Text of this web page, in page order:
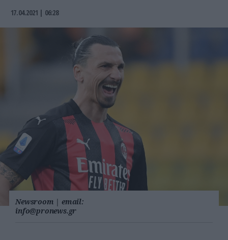
17.04.2021 | 06:28
Newsroom | email:
info@pronews.gr